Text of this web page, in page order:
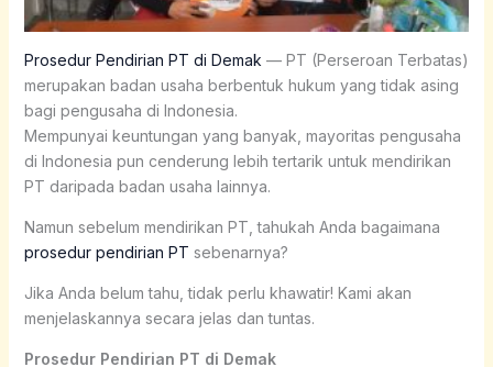
Prosedur Pendirian PT di Demak — PT (Perseroan Terbatas)
merupakan badan usaha berbentuk hukum yang tidak asing
bagi pengusaha di Indonesia.
Mempunyai keuntungan yang banyak, mayoritas pengusaha
di Indonesia pun cenderung lebih tertarik untuk mendirikan
PT daripada badan usaha lainnya.
Namun sebelum mendirikan PT, tahukah Anda bagaimana
prosedur pendirian PT sebenarnya?
Jika Anda belum tahu, tidak perlu khawatir! Kami akan
menjelaskannya secara jelas dan tuntas.
Prosedur Pendirian PT di Demak